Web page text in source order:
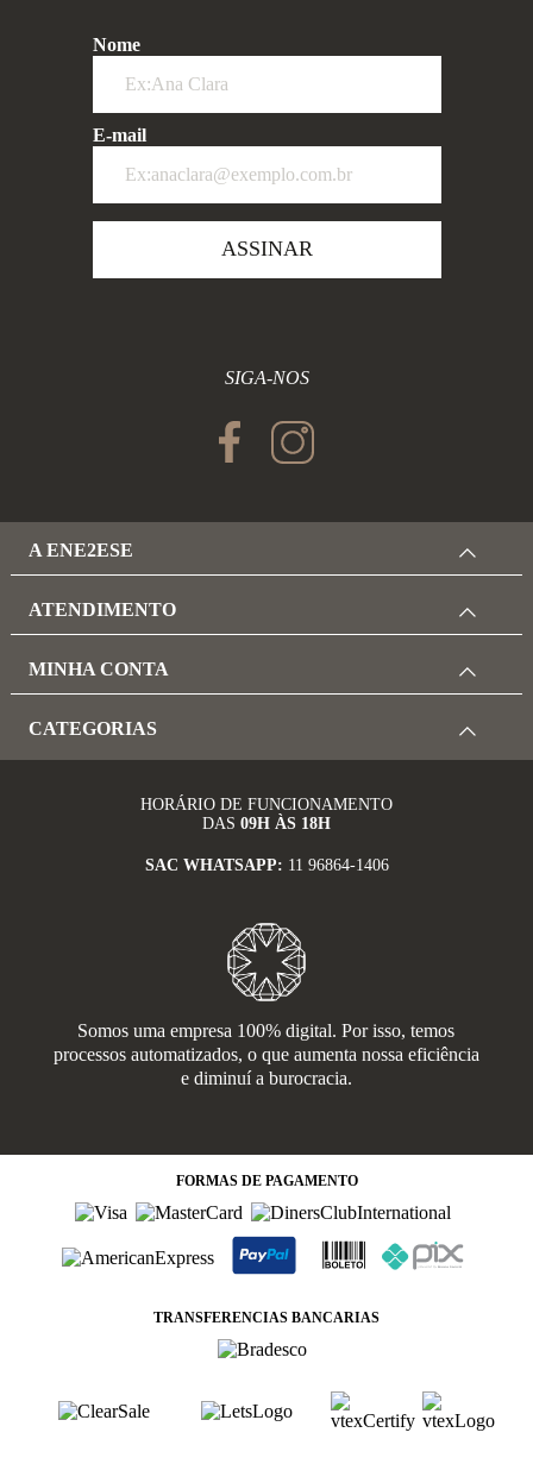
Nome
E-mail
ASSINAR
SIGA-NOS
A ENE2ESE
ATENDIMENTO
MINHA CONTA
CATEGORIAS
HORÁRIO DE FUNCIONAMENTO
DAS 09H ÀS 18H
SAC WHATSAPP: 11 96864-1406
Somos uma empresa 100% digital. Por isso, temos
processos automatizados, o que aumenta nossa eficiência
e diminuí a burocracia.
FORMAS DE PAGAMENTO
TRANSFERENCIAS BANCARIAS